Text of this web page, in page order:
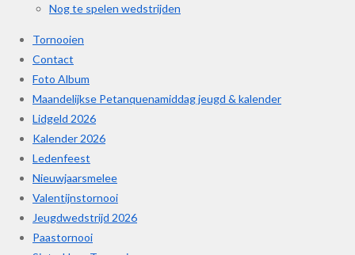
Nog te spelen wedstrijden
Tornooien
Contact
Foto Album
Maandelijkse Petanquenamiddag jeugd & kalender
Lidgeld 2026
Kalender 2026
Ledenfeest
Nieuwjaarsmelee
Valentijnstornooi
Jeugdwedstrijd 2026
Paastornooi